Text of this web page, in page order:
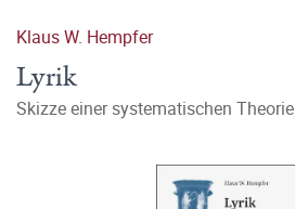
Klaus W. Hempfer
Lyrik
Skizze einer systematischen Theorie